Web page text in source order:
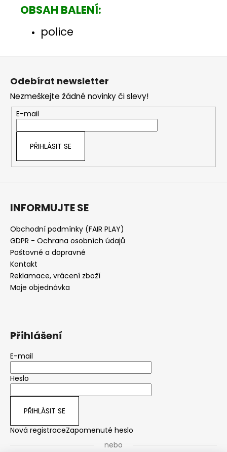
OBSAH BALENÍ:
police
Z
Odebírat newsletter
Nezmeškejte žádné novinky či slevy!
E-mail
PŘIHLÁSIT SE
INFORMUJTE SE
Obchodní podmínky (FAIR PLAY)
GDPR - Ochrana osobních údajů
Poštovné a dopravné
Kontakt
Reklamace, vrácení zboží
Moje objednávka
Přihlášení
E-mail
Heslo
PŘIHLÁSIT SE
Nová registraceZapomenuté heslo
nebo